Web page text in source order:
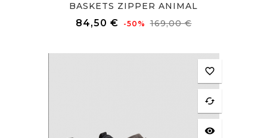
BASKETS ZIPPER ANIMAL
84,50 € Prix
-50% 169,00 €Prix
favorite_border
cached
visibility